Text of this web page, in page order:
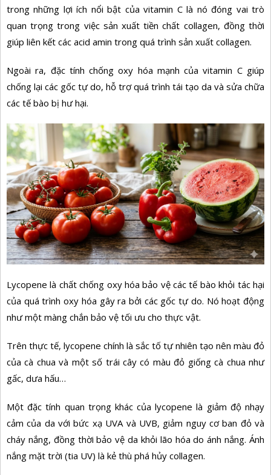
trong những lợi ích nổi bật của vitamin C là nó đóng vai trò
quan trọng trong việc sản xuất tiền chất collagen, đồng thời
giúp liên kết các acid amin trong quá trình sản xuất collagen.
Ngoài ra, đặc tính chống oxy hóa mạnh của vitamin C giúp
chống lại các gốc tự do, hỗ trợ quá trình tái tạo da và sửa chữa
các tế bào bị hư hại.
Lycopene là chất chống oxy hóa bảo vệ các tế bào khỏi tác hại
của quá trình oxy hóa gây ra bởi các gốc tự do. Nó hoạt động
như một màng chắn bảo vệ tối ưu cho thực vật.
Trên thực tế, lycopene chính là sắc tố tự nhiên tạo nên màu đỏ
của cà chua và một số trái cây có màu đỏ giống cà chua như
gấc, dưa hấu…
Một đặc tính quan trọng khác của lycopene là giảm độ nhạy
cảm của da với bức xạ UVA và UVB, giảm nguy cơ ban đỏ và
cháy nắng, đồng thời bảo vệ da khỏi lão hóa do ánh nắng. Ánh
nắng mặt trời (tia UV) là kẻ thù phá hủy collagen.